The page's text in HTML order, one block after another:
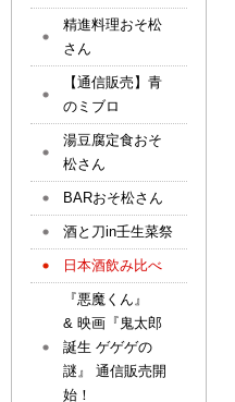
精進料理おそ松
さん
【通信販売】青
のミブロ
湯豆腐定食おそ
松さん
BARおそ松さん
酒と刀in壬生菜祭
日本酒飲み比べ
『悪魔くん』
& 映画『鬼太郎
誕生 ゲゲゲの
謎』 通信販売開
始！